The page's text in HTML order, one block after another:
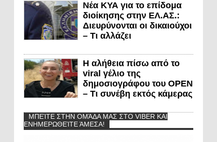
Νέα ΚΥΑ για το επίδομα
διοίκησης στην ΕΛ.ΑΣ.:
Διευρύνονται οι δικαιούχοι
– Τι αλλάζει
Η αλήθεια πίσω από το
viral γέλιο της
δημοσιογράφου του OPEN
– Τι συνέβη εκτός κάμερας
ΜΠΕΊΤΕ ΣΤΗΝ ΟΜΆΔΑ ΜΑΣ ΣΤΟ VIBER ΚΑΙ
ΕΝΗΜΕΡΩΘΕΊΤΕ ΆΜΕΣΑ!